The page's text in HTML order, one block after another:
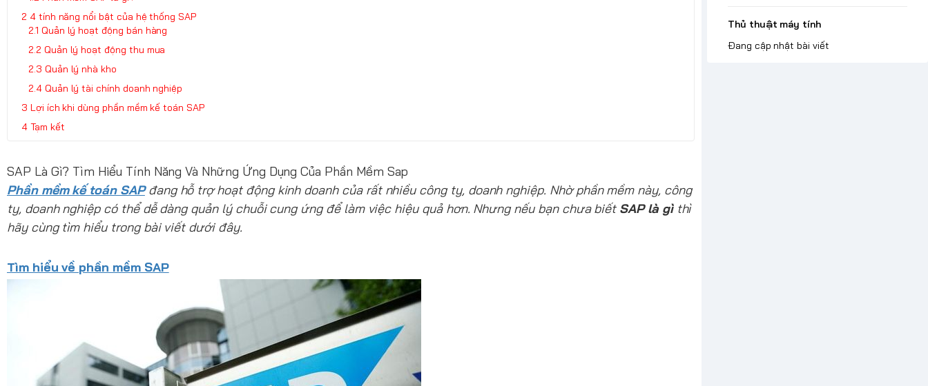
4 tính năng nổi bật của hệ thống SAP
Quản lý hoạt động bán hàng
Quản lý hoạt động thu mua
Quản lý nhà kho
Quản lý tài chính doanh nghiệp
Lợi ích khi dùng phần mềm kế toán SAP
Tạm kết
SAP Là Gì? Tìm Hiểu Tính Năng Và Những Ứng Dụng Của Phần Mềm Sap
Phần mềm kế toán SAPđang hỗ trợ hoạt động kinh doanh của rất nhiều công ty, doanh nghiệp. Nhờ phần mềm này, công
ty, doanh nghiệp có thể dễ dàng quản lý chuỗi cung ứng để làm việc hiệu quả hơn. Nhưng nếu bạn chưa biết SAP là gìthì
hãy cùng tìm hiểu trong bài viết dưới đây.
Tìm hiểu về phần mềm SAP
Thủ thuật máy tính
Đang cập nhật bài viết